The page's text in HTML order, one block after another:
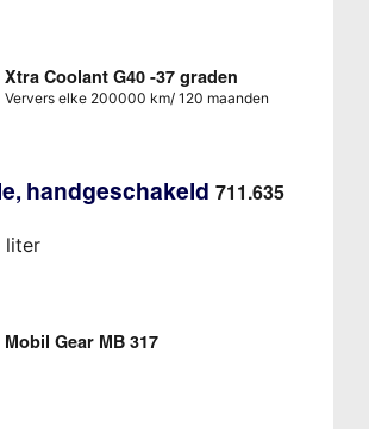
Xtra Coolant G40 -37 graden
Ververs elke 200000 km/ 120 maanden
handgeschakeld 711.635
liter
Mobil Gear MB 317